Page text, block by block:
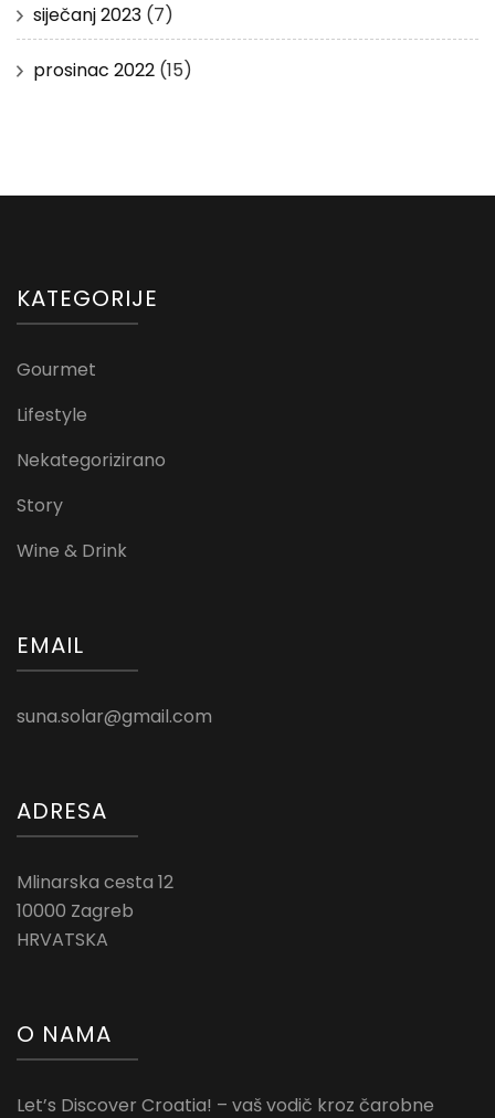
siječanj 2023 (7)
prosinac 2022 (15)
KATEGORIJE
Gourmet
Lifestyle
Nekategorizirano
Story
Wine & Drink
EMAIL
suna.solar@gmail.com
ADRESA
Mlinarska cesta 12
10000 Zagreb
HRVATSKA
O NAMA
Let’s Discover Croatia! – vaš vodič kroz čarobne